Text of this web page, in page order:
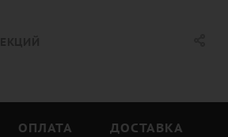
ОПЛАТА
ДОСТАВКА